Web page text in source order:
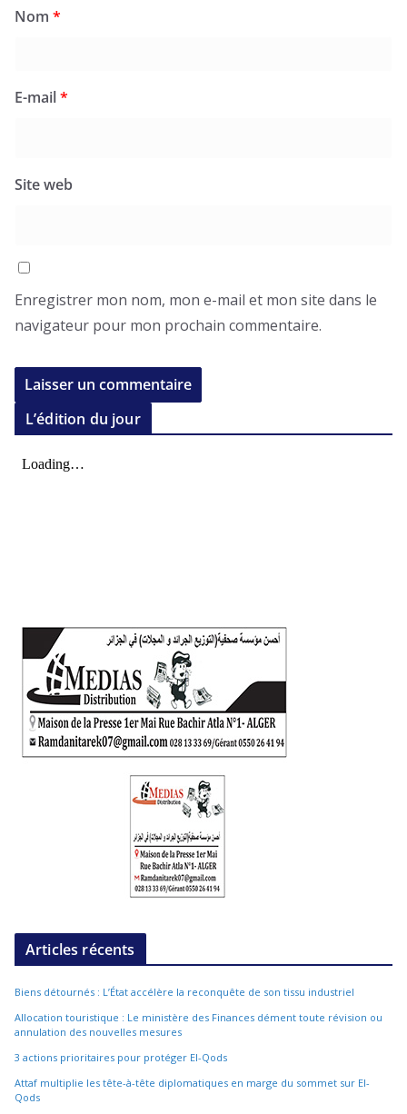
Nom *
E-mail*
Site web
Enregistrer mon nom, mon e-mail et mon site dans le
navigateur pour mon prochain commentaire.
L’édition du jour
Articles récents
Biens détournés : L’État accélère la reconquête de son tissu industriel
Allocation touristique : Le ministère des Finances dément toute révision ou
annulation des nouvelles mesures
3 actions prioritaires pour protéger El-Qods
Attaf multiplie les tête-à-tête diplomatiques en marge du sommet sur El-
Qods